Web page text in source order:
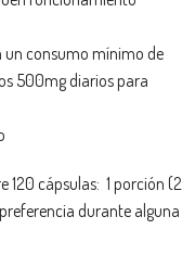
un consumo mínimo de
500mg diarios para
120 cápsulas: 1 porción (2
durante alguna